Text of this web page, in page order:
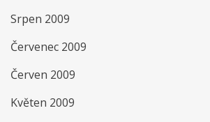
Srpen 2009
Červenec 2009
Červen 2009
Květen 2009